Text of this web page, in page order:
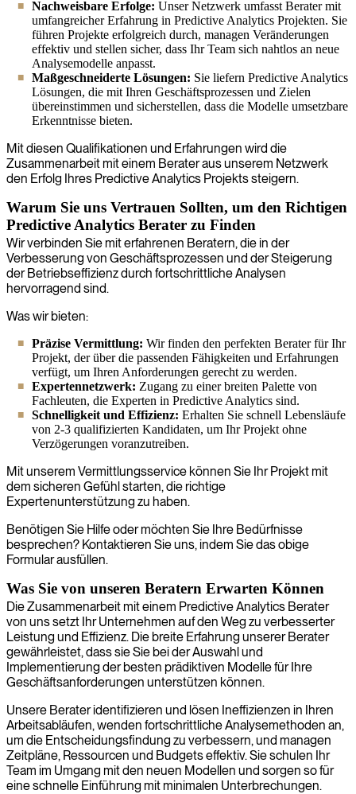
Nachweisbare Erfolge: Unser Netzwerk umfasst Berater mit
umfangreicher Erfahrung in Predictive Analytics Projekten. Sie
führen Projekte erfolgreich durch, managen Veränderungen
effektiv und stellen sicher, dass Ihr Team sich nahtlos an neue
Analysemodelle anpasst.
Maßgeschneiderte Lösungen: Sie liefern Predictive Analytics
Lösungen, die mit Ihren Geschäftsprozessen und Zielen
übereinstimmen und sicherstellen, dass die Modelle umsetzbare
Erkenntnisse bieten.
Mit diesen Qualifikationen und Erfahrungen wird die
Zusammenarbeit mit einem Berater aus unserem Netzwerk
den Erfolg Ihres Predictive Analytics Projekts steigern.
Warum Sie uns Vertrauen Sollten, um den Richtigen
Predictive Analytics Berater zu Finden
Wir verbinden Sie mit erfahrenen Beratern, die in der
Verbesserung von Geschäftsprozessen und der Steigerung
der Betriebseffizienz durch fortschrittliche Analysen
hervorragend sind.
Was wir bieten:
Präzise Vermittlung: Wir finden den perfekten Berater für Ihr
Projekt, der über die passenden Fähigkeiten und Erfahrungen
verfügt, um Ihren Anforderungen gerecht zu werden.
Expertennetzwerk: Zugang zu einer breiten Palette von
Fachleuten, die Experten in Predictive Analytics sind.
Schnelligkeit und Effizienz: Erhalten Sie schnell Lebensläufe
von 2-3 qualifizierten Kandidaten, um Ihr Projekt ohne
Verzögerungen voranzutreiben.
Mit unserem Vermittlungsservice können Sie Ihr Projekt mit
dem sicheren Gefühl starten, die richtige
Expertenunterstützung zu haben.
Benötigen Sie Hilfe oder möchten Sie Ihre Bedürfnisse
besprechen? Kontaktieren Sie uns, indem Sie das obige
Formular ausfüllen.
Was Sie von unseren Beratern Erwarten Können
Die Zusammenarbeit mit einem Predictive Analytics Berater
von uns setzt Ihr Unternehmen auf den Weg zu verbesserter
Leistung und Effizienz. Die breite Erfahrung unserer Berater
gewährleistet, dass sie Sie bei der Auswahl und
Implementierung der besten prädiktiven Modelle für Ihre
Geschäftsanforderungen unterstützen können.
Unsere Berater identifizieren und lösen Ineffizienzen in Ihren
Arbeitsabläufen, wenden fortschrittliche Analysemethoden an,
um die Entscheidungsfindung zu verbessern, und managen
Zeitpläne, Ressourcen und Budgets effektiv. Sie schulen Ihr
Team im Umgang mit den neuen Modellen und sorgen so für
eine schnelle Einführung mit minimalen Unterbrechungen.